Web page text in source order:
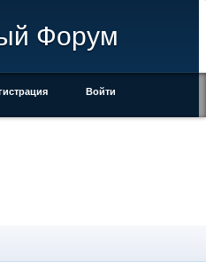
Форум
Войти